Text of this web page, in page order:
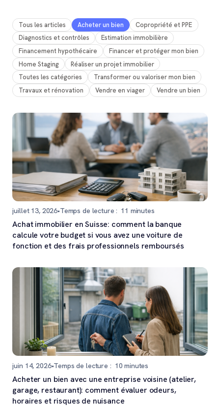
Tous les articles Acheter un bien
Copropriété et PPE
Diagnostics et contrôles
Estimation immobilière
Financement hypothécaire
Financer et protéger mon bien
Home Staging
Réaliser un projet immobilier
Toutes les catégories
Transformer ou valoriser mon bien
Travaux et rénovation
Vendre en viager Vendre un bien
juillet 13, 2026•Temps de lecture : 11 minutes
Achat immobilier en Suisse: comment la banque
calcule votre budget si vous avez une voiture de
fonction et des frais professionnels remboursés
juin 14, 2026•Temps de lecture : 10 minutes
Acheter un bien avec une entreprise voisine (atelier,
garage, restaurant): comment évaluer odeurs,
horaires et risques de nuisance